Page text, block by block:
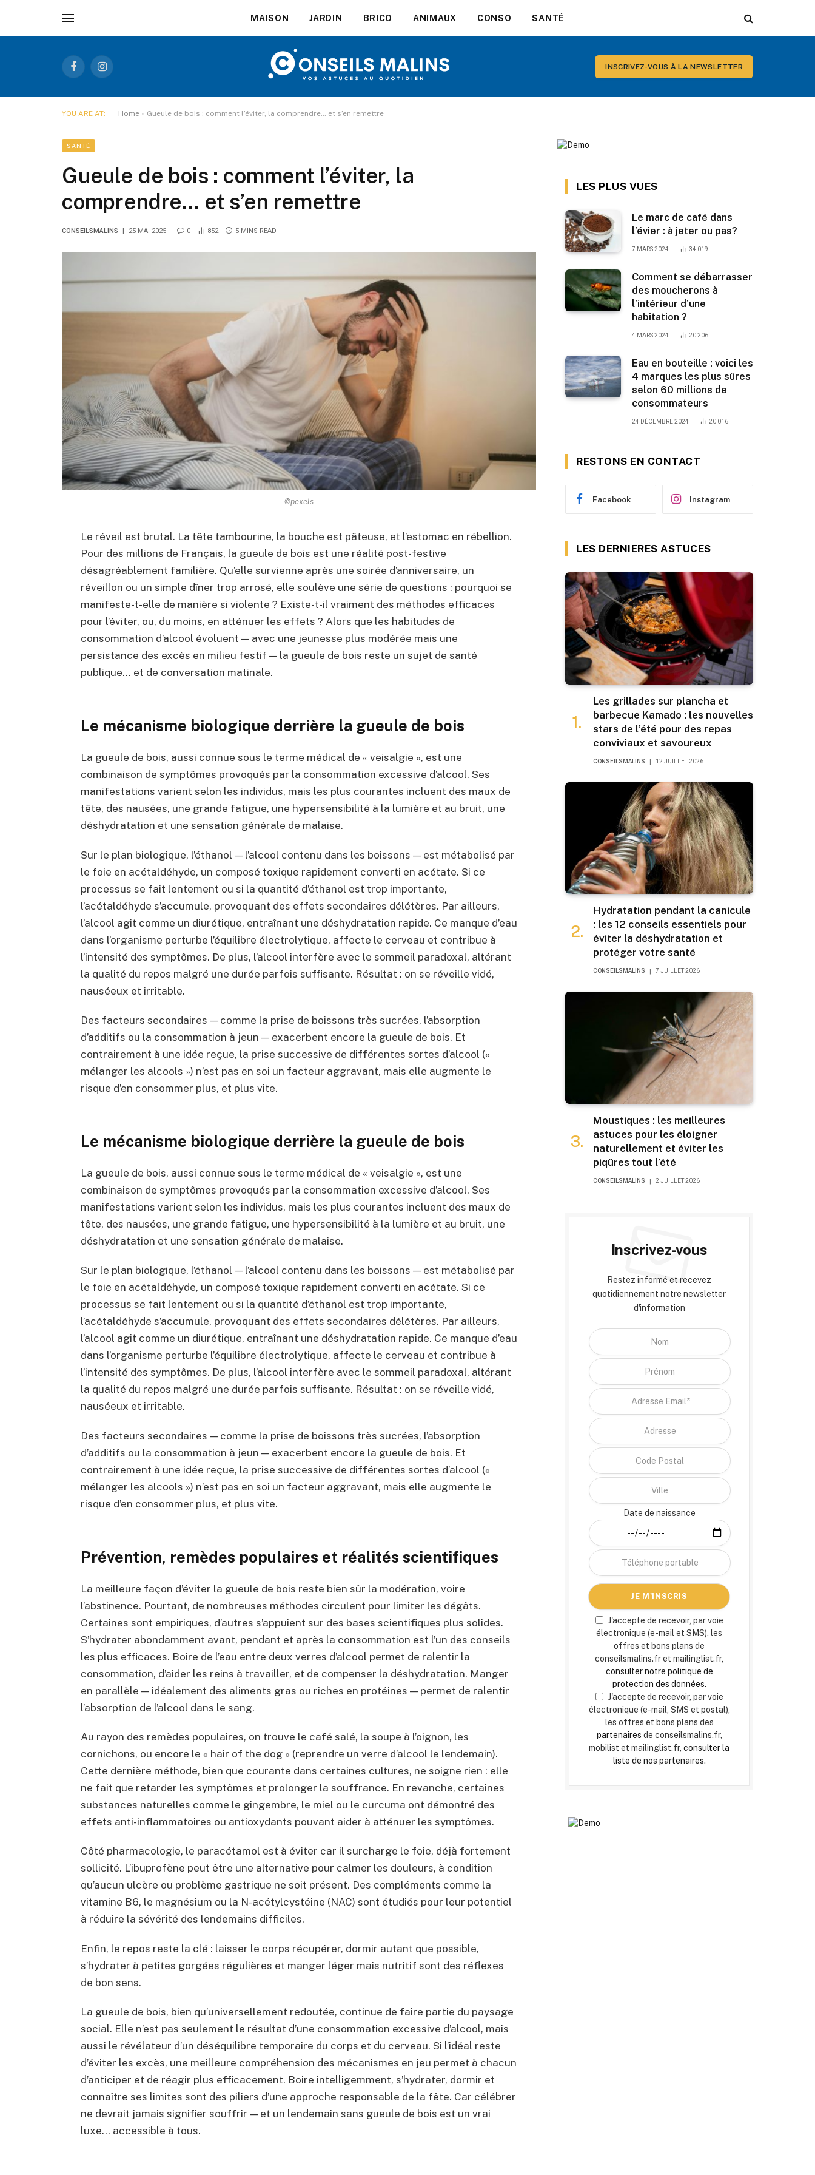
MAISON JARDIN BRICO ANIMAUX CONSO SANTÉ
FacebookInstagram
INSCRIVEZ-VOUS À LA NEWSLETTER
YOU ARE AT: Home » Gueule de bois : comment l’éviter, la comprendre… et s’en remettre
SANTÉ
Gueule de bois : comment l’éviter, la
comprendre… et s’en remettre
CONSEILSMALINS 25 MAI 2025 0 852 5 MINS READ
©pexels
Le réveil est brutal. La tête tambourine, la bouche est pâteuse, et l’estomac en rébellion.
Pour des millions de Français, la gueule de bois est une réalité post-festive
désagréablement familière. Qu’elle survienne après une soirée d’anniversaire, un
réveillon ou un simple dîner trop arrosé, elle soulève une série de questions : pourquoi se
manifeste-t-elle de manière si violente ? Existe-t-il vraiment des méthodes efficaces
pour l’éviter, ou, du moins, en atténuer les effets ? Alors que les habitudes de
consommation d’alcool évoluent — avec une jeunesse plus modérée mais une
persistance des excès en milieu festif — la gueule de bois reste un sujet de santé
publique… et de conversation matinale.
Le mécanisme biologique derrière la gueule de bois
La gueule de bois, aussi connue sous le terme médical de « veisalgie », est une
combinaison de symptômes provoqués par la consommation excessive d’alcool. Ses
manifestations varient selon les individus, mais les plus courantes incluent des maux de
tête, des nausées, une grande fatigue, une hypersensibilité à la lumière et au bruit, une
déshydratation et une sensation générale de malaise.
Sur le plan biologique, l’éthanol — l’alcool contenu dans les boissons — est métabolisé par
le foie en acétaldéhyde, un composé toxique rapidement converti en acétate. Si ce
processus se fait lentement ou si la quantité d’éthanol est trop importante,
l’acétaldéhyde s’accumule, provoquant des effets secondaires délétères. Par ailleurs,
l’alcool agit comme un diurétique, entraînant une déshydratation rapide. Ce manque d’eau
dans l’organisme perturbe l’équilibre électrolytique, affecte le cerveau et contribue à
l’intensité des symptômes. De plus, l’alcool interfère avec le sommeil paradoxal, altérant
la qualité du repos malgré une durée parfois suffisante. Résultat : on se réveille vidé,
nauséeux et irritable.
Des facteurs secondaires — comme la prise de boissons très sucrées, l’absorption
d’additifs ou la consommation à jeun — exacerbent encore la gueule de bois. Et
contrairement à une idée reçue, la prise successive de différentes sortes d’alcool («
mélanger les alcools ») n’est pas en soi un facteur aggravant, mais elle augmente le
risque d’en consommer plus, et plus vite.
Le mécanisme biologique derrière la gueule de bois
La gueule de bois, aussi connue sous le terme médical de « veisalgie », est une
combinaison de symptômes provoqués par la consommation excessive d’alcool. Ses
manifestations varient selon les individus, mais les plus courantes incluent des maux de
tête, des nausées, une grande fatigue, une hypersensibilité à la lumière et au bruit, une
déshydratation et une sensation générale de malaise.
Sur le plan biologique, l’éthanol — l’alcool contenu dans les boissons — est métabolisé par
le foie en acétaldéhyde, un composé toxique rapidement converti en acétate. Si ce
processus se fait lentement ou si la quantité d’éthanol est trop importante,
l’acétaldéhyde s’accumule, provoquant des effets secondaires délétères. Par ailleurs,
l’alcool agit comme un diurétique, entraînant une déshydratation rapide. Ce manque d’eau
dans l’organisme perturbe l’équilibre électrolytique, affecte le cerveau et contribue à
l’intensité des symptômes. De plus, l’alcool interfère avec le sommeil paradoxal, altérant
la qualité du repos malgré une durée parfois suffisante. Résultat : on se réveille vidé,
nauséeux et irritable.
Des facteurs secondaires — comme la prise de boissons très sucrées, l’absorption
d’additifs ou la consommation à jeun — exacerbent encore la gueule de bois. Et
contrairement à une idée reçue, la prise successive de différentes sortes d’alcool («
mélanger les alcools ») n’est pas en soi un facteur aggravant, mais elle augmente le
risque d’en consommer plus, et plus vite.
Prévention, remèdes populaires et réalités scientifiques
La meilleure façon d’éviter la gueule de bois reste bien sûr la modération, voire
l’abstinence. Pourtant, de nombreuses méthodes circulent pour limiter les dégâts.
Certaines sont empiriques, d’autres s’appuient sur des bases scientifiques plus solides.
S’hydrater abondamment avant, pendant et après la consommation est l’un des conseils
les plus efficaces. Boire de l’eau entre deux verres d’alcool permet de ralentir la
consommation, d’aider les reins à travailler, et de compenser la déshydratation. Manger
en parallèle — idéalement des aliments gras ou riches en protéines — permet de ralentir
l’absorption de l’alcool dans le sang.
Au rayon des remèdes populaires, on trouve le café salé, la soupe à l’oignon, les
cornichons, ou encore le « hair of the dog » (reprendre un verre d’alcool le lendemain).
Cette dernière méthode, bien que courante dans certaines cultures, ne soigne rien : elle
ne fait que retarder les symptômes et prolonger la souffrance. En revanche, certaines
substances naturelles comme le gingembre, le miel ou le curcuma ont démontré des
effets anti-inflammatoires ou antioxydants pouvant aider à atténuer les symptômes.
Côté pharmacologie, le paracétamol est à éviter car il surcharge le foie, déjà fortement
sollicité. L’ibuprofène peut être une alternative pour calmer les douleurs, à condition
qu’aucun ulcère ou problème gastrique ne soit présent. Des compléments comme la
vitamine B6, le magnésium ou la N-acétylcystéine (NAC) sont étudiés pour leur potentiel
à réduire la sévérité des lendemains difficiles.
Enfin, le repos reste la clé : laisser le corps récupérer, dormir autant que possible,
s’hydrater à petites gorgées régulières et manger léger mais nutritif sont des réflexes
de bon sens.
La gueule de bois, bien qu’universellement redoutée, continue de faire partie du paysage
social. Elle n’est pas seulement le résultat d’une consommation excessive d’alcool, mais
aussi le révélateur d’un déséquilibre temporaire du corps et du cerveau. Si l’idéal reste
d’éviter les excès, une meilleure compréhension des mécanismes en jeu permet à chacun
d’anticiper et de réagir plus efficacement. Boire intelligemment, s’hydrater, dormir et
connaître ses limites sont des piliers d’une approche responsable de la fête. Car célébrer
ne devrait jamais signifier souffrir — et un lendemain sans gueule de bois est un vrai
luxe… accessible à tous.
LES PLUS VUES
Le marc de café dans
l’évier : à jeter ou pas?
7 MARS 2024 34 019
Comment se débarrasser
des moucherons à
l’intérieur d’une
habitation ?
4 MARS 2024 20 206
Eau en bouteille : voici les
4 marques les plus sûres
selon 60 millions de
consommateurs
24 DÉCEMBRE 2024 20 016
RESTONS EN CONTACT
Facebook Instagram
LES DERNIERES ASTUCES
Les grillades sur plancha et
barbecue Kamado : les nouvelles
stars de l’été pour des repas
conviviaux et savoureux
CONSEILSMALINS 12 JUILLET 2026
Hydratation pendant la canicule
: les 12 conseils essentiels pour
éviter la déshydratation et
protéger votre santé
CONSEILSMALINS 7 JUILLET 2026
Moustiques : les meilleures
astuces pour les éloigner
naturellement et éviter les
piqûres tout l’été
CONSEILSMALINS 2 JUILLET 2026
Inscrivez-vous
Restez informé et recevez
quotidiennement notre newsletter
d'information
Date de naissance
J'accepte de recevoir, par voie
électronique (e-mail et SMS), les
offres et bons plans de
conseilsmalins.fr et mailinglist.fr,
consulter notre politique de
protection des données.
J'accepte de recevoir, par voie
électronique (e-mail, SMS et postal),
les offres et bons plans des
partenaires de conseilsmalins.fr,
mobilist et mailinglist.fr, consulter la
liste de nos partenaires.